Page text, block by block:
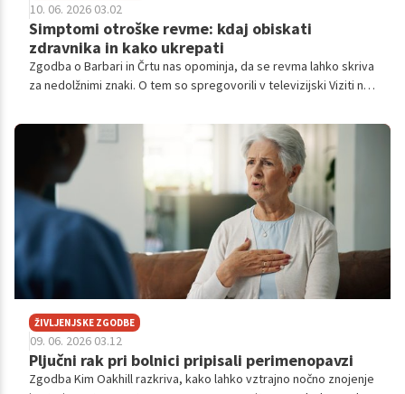
10. 06. 2026 03.02
Simptomi otroške revme: kdaj obiskati
zdravnika in kako ukrepati
Zgodba o Barbari in Črtu nas opominja, da se revma lahko skriva
za nedolžnimi znaki. O tem so spregovorili v televizijski Viziti na
gre za izjemno pomembno tematiko.
ŽIVLJENJSKE ZGODBE
09. 06. 2026 03.12
Pljučni rak pri bolnici pripisali perimenopavzi
Zgodba Kim Oakhill razkriva, kako lahko vztrajno nočno znojenje